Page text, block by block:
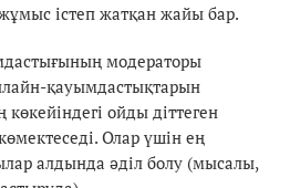
істеп жатқан жайы бар.
модераторы
қауымдастықтарын
ойды діттеген
Олар үшін ең
алдында әділ болу (мысалы,